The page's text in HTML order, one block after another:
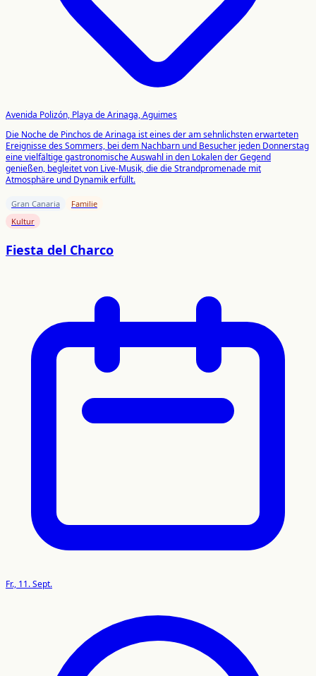
Avenida Polizón, Playa de Arinaga, Aguimes
Die Noche de Pinchos de Arinaga ist eines der am sehnlichsten erwarteten
Ereignisse des Sommers, bei dem Nachbarn und Besucher jeden Donnerstag
eine vielfältige gastronomische Auswahl in den Lokalen der Gegend
genießen, begleitet von Live-Musik, die die Strandpromenade mit
Atmosphäre und Dynamik erfüllt.
Gran Canaria
Familie
Kultur
Fiesta del Charco
Fr., 11. Sept.